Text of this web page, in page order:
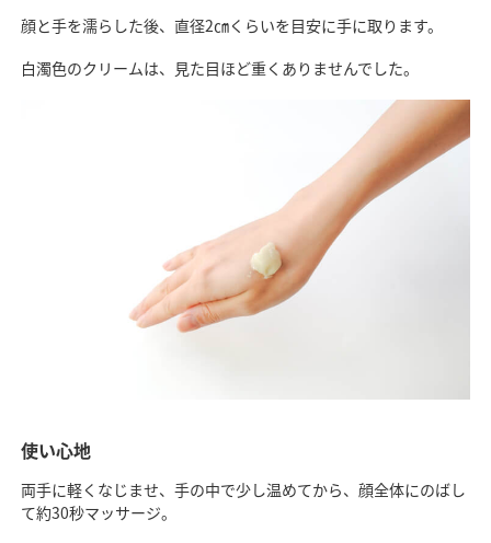
顔と手を濡らした後、直径2㎝くらいを目安に手に取ります。
白濁色のクリームは、見た目ほど重くありませんでした。
使い心地
両手に軽くなじませ、手の中で少し温めてから、顔全体にのばし
て約30秒マッサージ。